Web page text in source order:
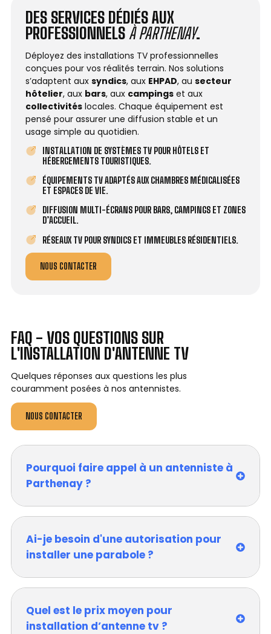
DES SERVICES DÉDIÉS AUX
PROFESSIONNELS À PARTHENAY.
Déployez des installations TV professionnelles
conçues pour vos réalités terrain. Nos solutions
s’adaptent aux syndics, aux EHPAD, au secteur
hôtelier, aux bars, aux campings et aux
collectivités locales. Chaque équipement est
pensé pour assurer une diffusion stable et un
usage simple au quotidien.
INSTALLATION DE SYSTÈMES TV POUR HÔTELS ET
HÉBERGEMENTS TOURISTIQUES.
ÉQUIPEMENTS TV ADAPTÉS AUX CHAMBRES MÉDICALISÉES
ET ESPACES DE VIE.
DIFFUSION MULTI-ÉCRANS POUR BARS, CAMPINGS ET ZONES
D’ACCUEIL.
RÉSEAUX TV POUR SYNDICS ET IMMEUBLES RÉSIDENTIELS.
NOUS CONTACTER
FAQ - VOS QUESTIONS SUR
L'INSTALLATION D'ANTENNE TV
Quelques réponses aux questions les plus
couramment posées à nos antennistes.
NOUS CONTACTER
Pourquoi faire appel à un antenniste à
Parthenay ?
Ai-je besoin d'une autorisation pour
installer une parabole ?
Quel est le prix moyen pour
installation d’antenne tv ?